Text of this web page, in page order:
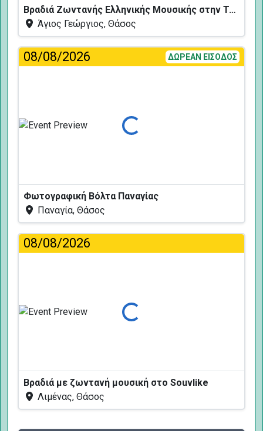
Βραδιά Ζωντανής Ελληνικής Μουσικής στην Ταβέρνα Κελάρι
Άγιος Γεώργιος, Θάσος
08/08/2026 ΔΩΡΕΑΝ ΕΙΣΟΔΟΣ
Φόρτωση...
Φωτογραφική Βόλτα Παναγίας
Παναγία, Θάσος
08/08/2026
Φόρτωση...
Βραδιά με ζωντανή μουσική στο Souvlike
Λιμένας, Θάσος